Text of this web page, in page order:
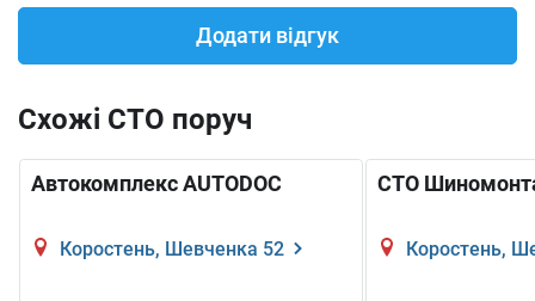
Додати відгук
Схожі СТО поруч
Автокомплекс AUTODOC
Коростень, Шевченка 52
СТО
Коростень,